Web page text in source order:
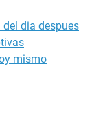
dia despues
mismo